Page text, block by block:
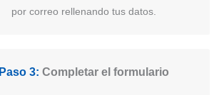
por correo rellenando tus datos.
Paso 3: Completar el formulario